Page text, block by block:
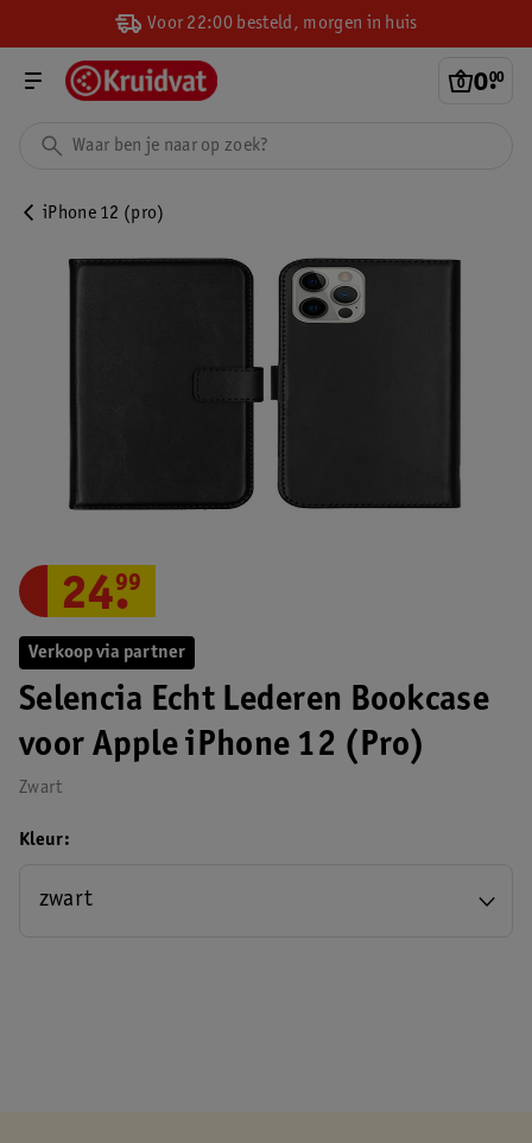
Voor 22:00 besteld, morgen in huis
0.
00
iPhone 12 (pro)
Verkoop via partner
Selencia Echt Lederen Bookcase
voor Apple iPhone 12 (Pro)
Zwart
24.
99
Kleur
zwart